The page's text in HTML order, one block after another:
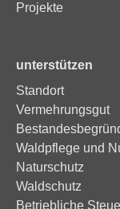
Projekte
unterstützen
Standort
Vermehrungsgut
Waldpflege und
Naturschutz
Waldschutz
Betriebliche